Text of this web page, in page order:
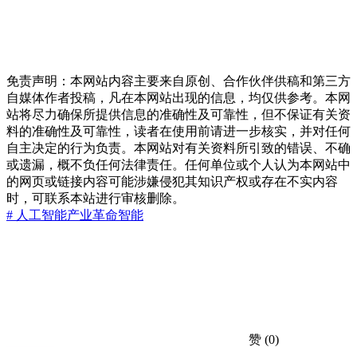
免责声明：本网站内容主要来自原创、合作伙伴供稿和第三方
自媒体作者投稿，凡在本网站出现的信息，均仅供参考。本网
站将尽力确保所提供信息的准确性及可靠性，但不保证有关资
料的准确性及可靠性，读者在使用前请进一步核实，并对任何
自主决定的行为负责。本网站对有关资料所引致的错误、不确
或遗漏，概不负任何法律责任。任何单位或个人认为本网站中
的网页或链接内容可能涉嫌侵犯其知识产权或存在不实内容
时，可联系本站进行审核删除。
# 人工智能产业革命智能
赞 (0)